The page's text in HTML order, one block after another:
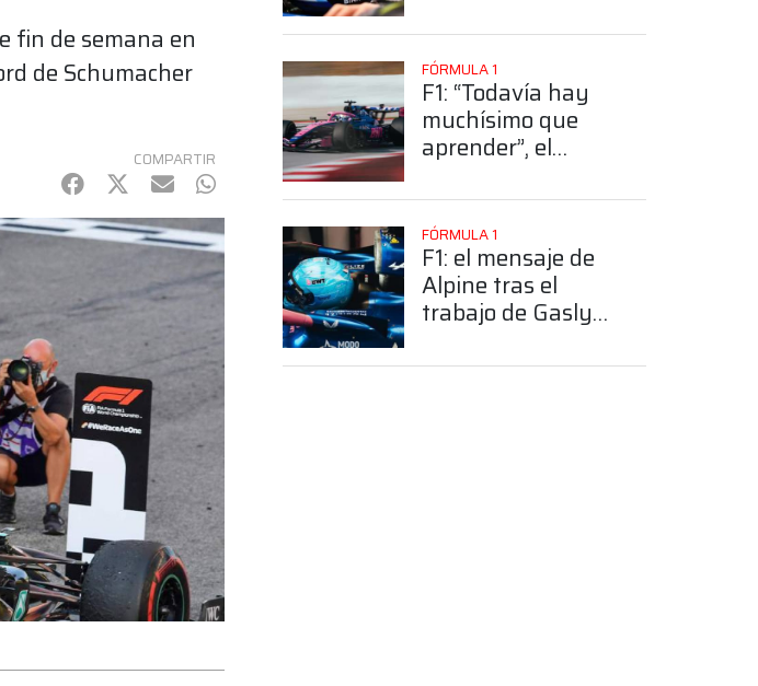
fin de semana en
de Schumacher
COMPARTIR
Facebook
Twitter
mail WhatsApp
Colapinto?
FÓRMULA 1
F1: “Todavía hay
muchísimo que
aprender”, el
de Alpine tras las
pruebas en
Barcelona
FÓRMULA 1
F1: el mensaje de
Alpine tras el
trabajo de Gasly
tests en Barcelona